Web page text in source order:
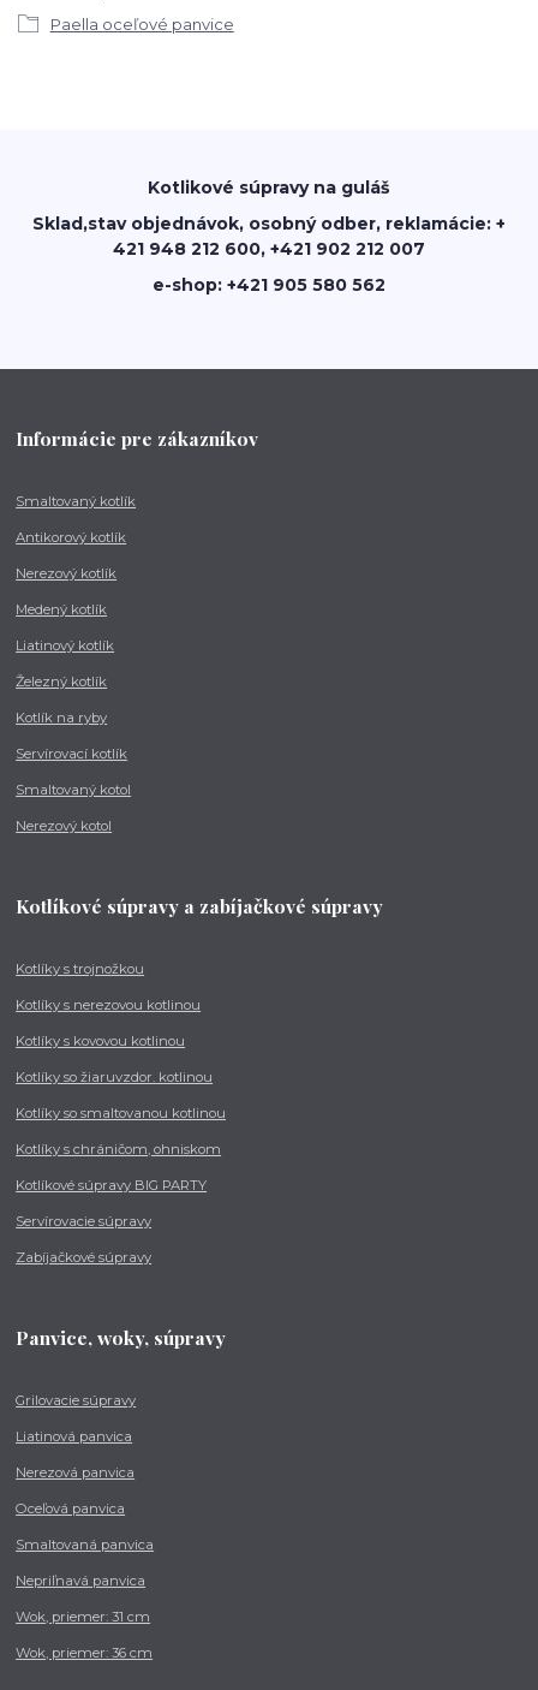
Paella oceľové panvice
Kotlikové súpravy na guláš
Sklad,stav objednávok, osobný odber, reklamácie: +
421 948 212 600, +421 902 212 007
e-shop: +421 905 580 562
Informácie pre zákazníkov
Smaltovaný kotlík
Antikorový kotlík
Nerezový kotlík
Medený kotlík
Liatinový kotlík
Železný kotlík
Kotlík na ryby
Servírovací kotlík
Smaltovaný kotol
Nerezový kotol
Kotlíkové súpravy a zabíjačkové súpravy
Kotlíky s trojnožkou
Kotlíky s nerezovou kotlinou
Kotlíky s kovovou kotlinou
Kotlíky so žiaruvzdor. kotlinou
Kotlíky so smaltovanou kotlinou
Kotlíky s chráničom, ohniskom
Kotlíkové súpravy BIG PARTY
Servírovacie súpravy
Zabíjačkové súpravy
Panvice, woky, súpravy
Grilovacie súpravy
Liatinová panvica
Nerezová panvica
Oceľová panvica
Smaltovaná panvica
Nepriľnavá panvica
Wok, priemer: 31 cm
Wok, priemer: 36 cm